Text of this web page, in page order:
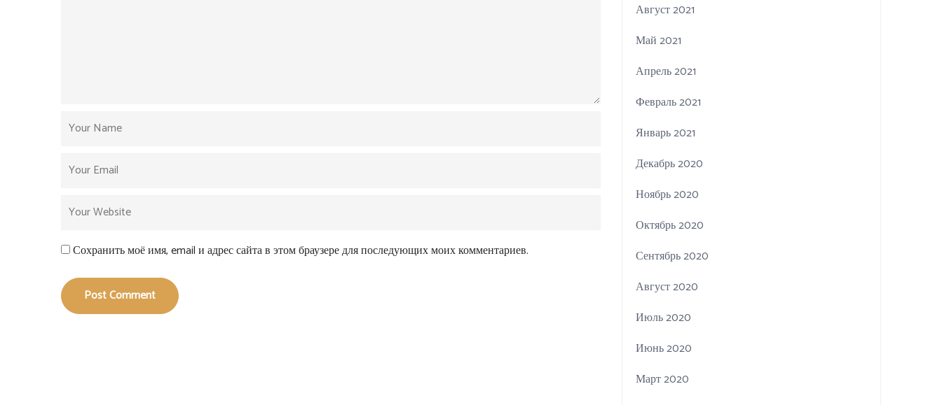
Сохранить моё имя, email и адрес сайта в этом браузере для последующих моих комментариев.
Post Comment
Август 2021
Май 2021
Апрель 2021
Февраль 2021
Январь 2021
Декабрь 2020
Ноябрь 2020
Октябрь 2020
Сентябрь 2020
Август 2020
Июль 2020
Июнь 2020
Март 2020